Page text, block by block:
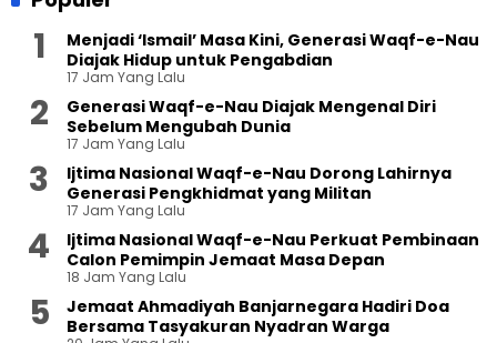
Menjadi ‘Ismail’ Masa Kini, Generasi Waqf-e-Nau
Diajak Hidup untuk Pengabdian
17 Jam Yang Lalu
Generasi Waqf-e-Nau Diajak Mengenal Diri
Sebelum Mengubah Dunia
17 Jam Yang Lalu
Ijtima Nasional Waqf-e-Nau Dorong Lahirnya
Generasi Pengkhidmat yang Militan
17 Jam Yang Lalu
Ijtima Nasional Waqf-e-Nau Perkuat Pembinaan
Calon Pemimpin Jemaat Masa Depan
18 Jam Yang Lalu
Jemaat Ahmadiyah Banjarnegara Hadiri Doa
Bersama Tasyakuran Nyadran Warga